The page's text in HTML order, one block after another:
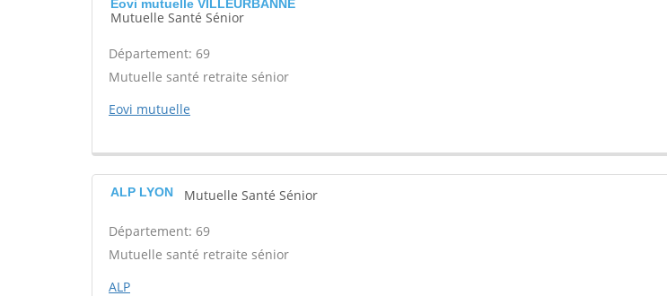
Eovi mutuelle VILLEURBANNE
Mutuelle Santé Sénior
Département: 69
Mutuelle santé retraite sénior
Eovi mutuelle
ALP LYON Mutuelle Santé Sénior
Département: 69
Mutuelle santé retraite sénior
ALP